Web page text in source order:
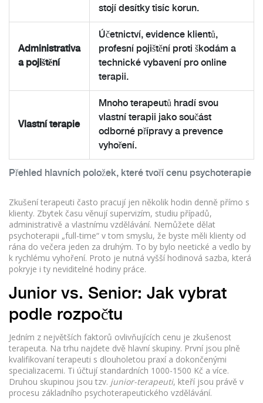
Přehled hlavních položek, které tvoří cenu psychoterapie
stojí desítky tisíc korun.
Administrativa
a pojištění
Účetnictví, evidence klientů,
profesní pojištění proti škodám a
technické vybavení pro online
terapii.
Vlastní terapie
Mnoho terapeutů hradí svou
vlastní terapii jako součást
odborné přípravy a prevence
vyhoření.
Zkušení terapeuti často pracují jen několik hodin denně přímo s
klienty. Zbytek času věnují supervizím, studiu případů,
administrativě a vlastnímu vzdělávání. Nemůžete dělat
psychoterapii „full-time“ v tom smyslu, že byste měli klienty od
rána do večera jeden za druhým. To by bylo neetické a vedlo by
k rychlému vyhoření. Proto je nutná vyšší hodinová sazba, která
pokryje i ty neviditelné hodiny práce.
Junior vs. Senior: Jak vybrat
podle rozpočtu
Jedním z největších faktorů ovlivňujících cenu je zkušenost
terapeuta. Na trhu najdete dvě hlavní skupiny. První jsou plně
kvalifikovaní terapeuti s dlouholetou praxí a dokončenými
specializacemi. Ti účtují standardních 1000-1500 Kč a více.
Druhou skupinou jsou tzv. junior-terapeuti, kteří jsou právě v
procesu základního psychoterapeutického vzdělávání.